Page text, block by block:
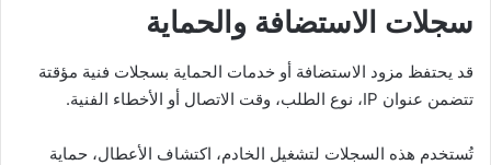
سجلات الاستضافة والحماية
قد يحتفظ مزود الاستضافة أو خدمات الحماية بسجلات فنية مؤقتة
تتضمن عنوان IP، نوع الطلب، وقت الاتصال أو الأخطاء الفنية.
تُستخدم هذه السجلات لتشغيل الخادم، اكتشاف الأعطال، حماية